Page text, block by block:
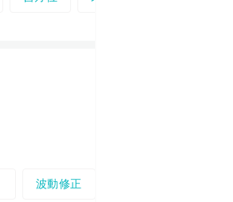
波動修正